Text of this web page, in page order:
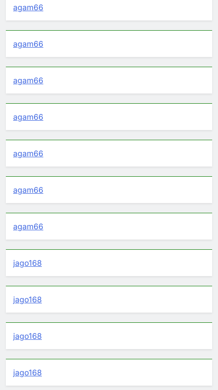
agam66
agam66
agam66
agam66
agam66
agam66
agam66
jago168
jago168
jago168
jago168